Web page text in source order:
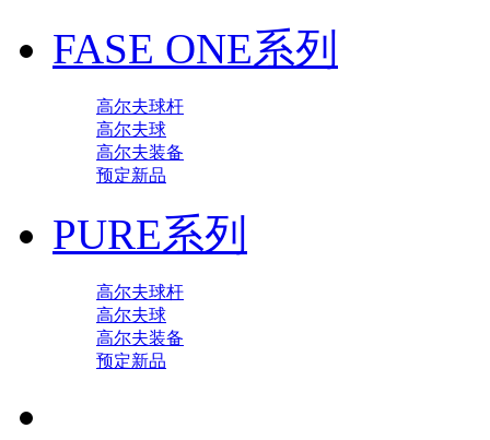
FASE ONE系列
高尔夫球杆
高尔夫球
高尔夫装备
预定新品
PURE系列
高尔夫球杆
高尔夫球
高尔夫装备
预定新品